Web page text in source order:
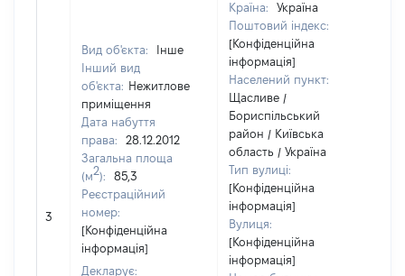
3
Вид об'єкта:
Інше
Інший вид
об'єкта: Нежитлове
приміщення
Дата набуття
права:
28.12.2012
Загальна площа
(м2):
85,3
Реєстраційний
номер:
[Конфіденційна
інформація]
Декларує:
Країна:
Україна
Поштовий індекс:
[Конфіденційна
інформація]
Населений пункт:
Щасливе /
Бориспільський
район / Київська
область / Україна
Тип вулиці:
[Конфіденційна
інформація]
Вулиця:
[Конфіденційна
інформація]